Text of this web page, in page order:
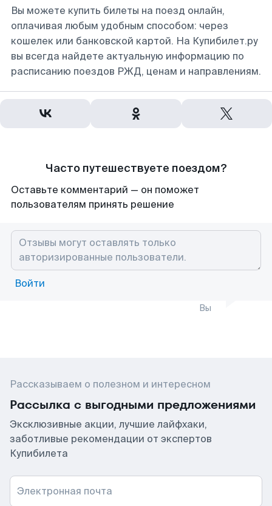
Вы можете купить билеты на поезд онлайн,
оплачивая любым удобным способом: через
кошелек или банковской картой. На Купибилет.ру
вы всегда найдете актуальную информацию по
расписанию поездов РЖД, ценам и направлениям.
Часто путешествуете поездом?
Оставьте комментарий — он поможет
пользователям принять решение
Войти
Вы
Рассказываем о полезном и интересном
Рассылка с выгодными предложениями
Эксклюзивные акции, лучшие лайфхаки,
заботливые рекомендации от экспертов
Купибилета
Электронная почта